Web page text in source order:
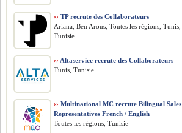
›› TP recrute des Collaborateurs
Ariana, Ben Arous, Toutes les régions, Tunis,
Tunisie
›› Altaservice recrute des Collaborateurs
Tunis, Tunisie
›› Multinational MC recrute Bilingual Sales
Representatives French / English
Toutes les régions, Tunisie